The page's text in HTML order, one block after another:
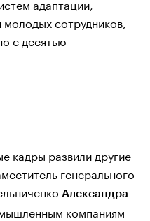
адаптации,
сотрудников,
с десятью
кадры развили другие
генерального
Александра
компаниям